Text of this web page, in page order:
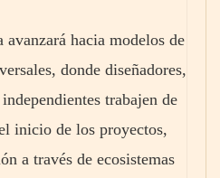
hacia modelos de
donde diseñadores,
trabajen de
inicio de los proyectos,
a través de ecosistemas